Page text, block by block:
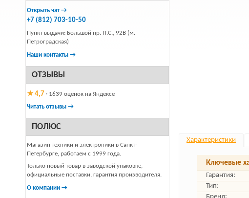
Открыть чат →
+7 (812) 703-10-50
Пункт выдачи: Большой пр. П.С., 92В (м.
Петроградская)
Наши контакты →
ОТЗЫВЫ
★ 4,7 · 1639 оценок на Яндексе
Читать отзывы →
ПОЛЮС
Магазин техники и электроники в Санкт-
Петербурге, работаем с 1999 года.
Только новый товар в заводской упаковке,
официальные поставки, гарантия производителя.
О компании →
Характеристики
Ключевые
Гарантия:
Тип: